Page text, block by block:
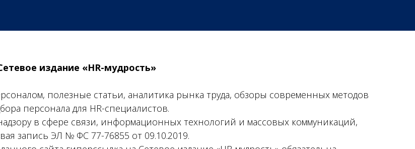
издание «HR-мудрость»
полезные статьи, аналитика рынка труда, обзоры современных методов
персонала для HR-специалистов.
в сфере связи, информационных технологий и массовых коммуникаций,
запись ЭЛ № ФС 77-76855 от 09.10.2019.